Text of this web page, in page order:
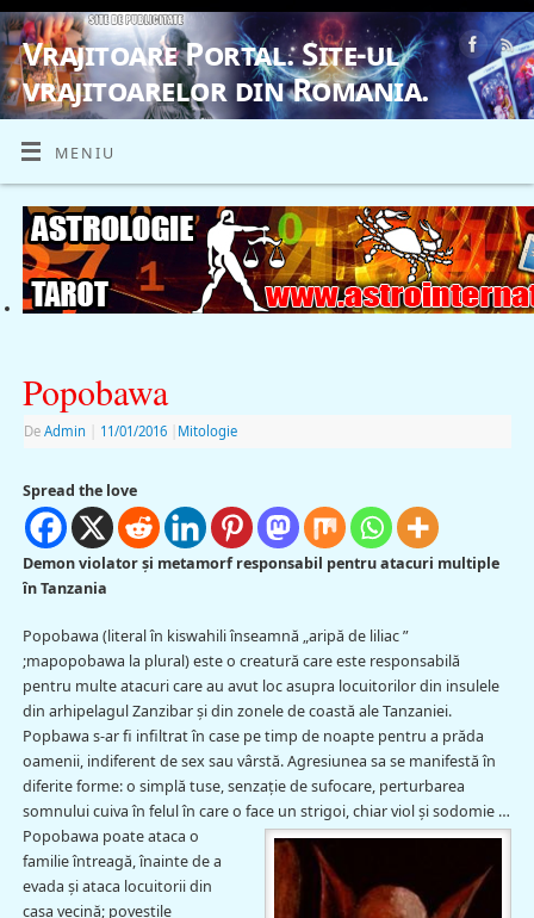
Vrajitoare Portal. Site-ul
vrajitoarelor din Romania.
VRAJITOARE, VRAJITOARELE, VRAJITOARE
MENIU
Popobawa
De Admin 11/01/2016 Mitologie
Spread the love
Demon violator şi metamorf responsabil pentru atacuri multiple
în Tanzania
Popobawa (literal în kiswahili înseamnă „aripă de liliac ”
;mapopobawa la plural) este o creatură care este responsabilă
pentru multe atacuri care au avut loc asupra locuitorilor din insulele
din arhipelagul Zanzibar şi din zonele de coastă ale Tanzaniei.
Popbawa s-ar fi infiltrat în case pe timp de noapte pentru a prăda
oamenii, indiferent de sex sau vârstă. Agresiunea sa se manifestă în
diferite forme: o simplă tuse, senzaţie de sufocare, perturbarea
somnului cuiva în felul în care o face un strigoi, chiar viol şi sodomie …
Popobawa poate ataca o
familie întreagă, înainte de a
evada şi ataca locuitorii din
casa vecină; poveştile